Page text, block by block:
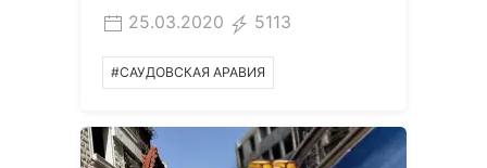
25.03.2020 5113
#САУДОВСКАЯ АРАВИЯ